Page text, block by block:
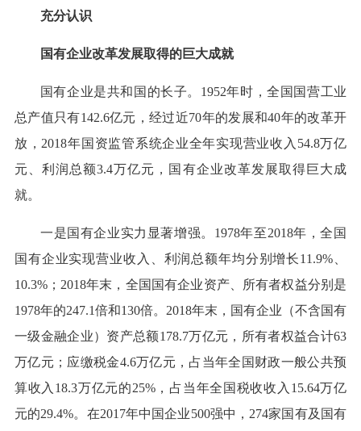
充分认识
国有企业改革发展取得的巨大成就
国有企业是共和国的长子。1952年时，全国国营工业
总产值只有142.6亿元，经过近70年的发展和40年的改革开
放，2018年国资监管系统企业全年实现营业收入54.8万亿
元、利润总额3.4万亿元，国有企业改革发展取得巨大成
就。
一是国有企业实力显著增强。1978年至2018年，全国
国有企业实现营业收入、利润总额年均分别增长11.9%、
10.3%；2018年末，全国国有企业资产、所有者权益分别是
1978年的247.1倍和130倍。2018年末，国有企业（不含国有
一级金融企业）资产总额178.7万亿元，所有者权益合计63
万亿元；应缴税金4.6万亿元，占当年全国财政一般公共预
算收入18.3万亿元的25%，占当年全国税收收入15.64万亿
元的29.4%。在2017年中国企业500强中，274家国有及国有